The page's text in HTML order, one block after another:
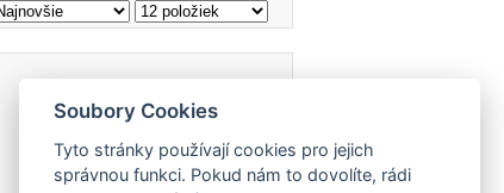
Soubory Cookies
Tyto stránky používají cookies pro jejich
správnou funkci. Pokud nám to dovolíte, rádi